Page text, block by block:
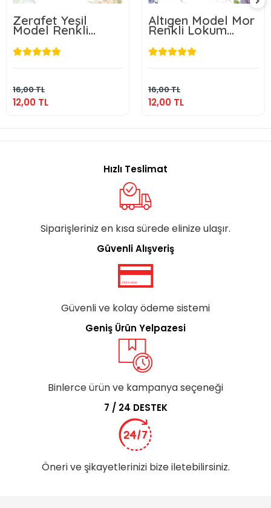
Zerafet Yeşil
Model Renkli
Lokum Kutusu ve
Mevlüt Şekeri
16,00 TL
12,00 TL
12,00 TL
Altıgen Model Mor
Renkli Lokum
Kutusu ve Mevlüt
Şekeri
16,00 TL
12,00 TL
12,00 TL
Hızlı Teslimat
Siparişleriniz en kısa sürede elinize ulaşır.
Güvenli Alışveriş
Güvenli ve kolay ödeme sistemi
Geniş Ürün Yelpazesi
Binlerce ürün ve kampanya seçeneği
7 / 24 DESTEK
Öneri ve şikayetlerinizi bize iletebilirsiniz.